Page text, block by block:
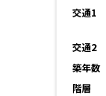
交通1
交通2
築年数
階層